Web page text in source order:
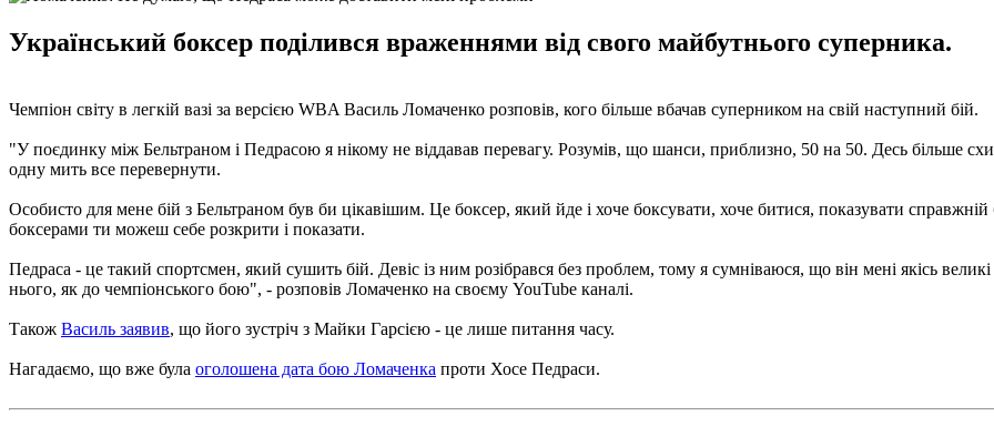
Український боксер поділився враженнями від свого майбутнього суперника.
Чемпіон світу в легкій вазі за версією WBA Василь Ломаченко розповів, кого більше вбачав суперником на свій наступний бій.
"У поєдинку між Бельтраном і Педрасою я нікому не віддавав перевагу. Розумів, що шанси, приблизно, 50 на 50. Десь більше
одну мить все перевернути.
Особисто для мене бій з Бельтраном був би цікавішим. Це боксер, який йде і хоче боксувати, хоче битися, показувати
боксерами ти можеш себе розкрити і показати.
Педраса - це такий спортсмен, який сушить бій. Девіс із ним розібрався без проблем, тому я сумніваюся, що він мені якісь
нього, як до чемпіонського бою", - розповів Ломаченко на своєму YouTube каналі.
Також Василь заявив, що його зустріч з Майки Гарсією - це лише питання часу.
Нагадаємо, що вже була оголошена дата бою Ломаченка проти Хосе Педраси.